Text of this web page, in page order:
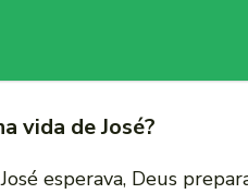
vida de José?
esperava, Deus